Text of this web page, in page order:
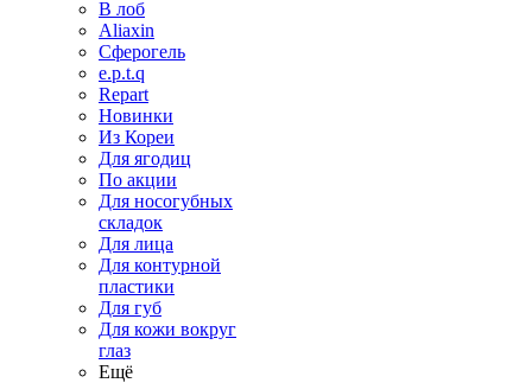
В лоб
Aliaxin
Сферогель
e.p.t.q
Repart
Новинки
Из Кореи
Для ягодиц
По акции
Для носогубных
складок
Для лица
Для контурной
пластики
Для губ
Для кожи вокруг
глаз
Ещё